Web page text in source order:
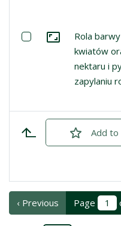
Select: Rola barwy
Go to the
Rola
kwiatów
nektaru i
zapylaniu
Addto
‹ Previous Page